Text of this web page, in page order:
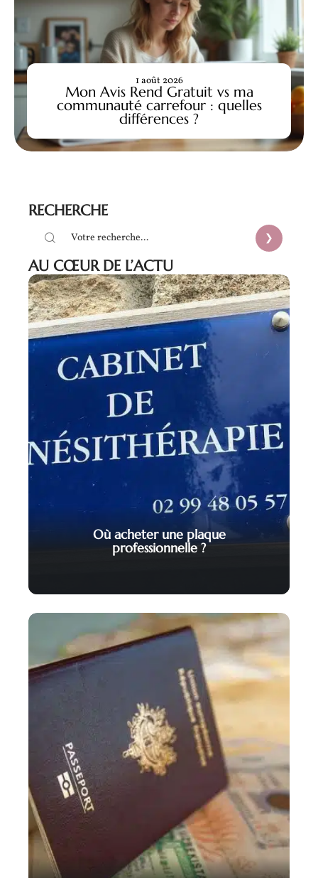
Mon Avis Rend Gratuit vs ma
communauté carrefour : quelles
différences ?
1 août 2026
RECHERCHE
AU CŒUR DE L’ACTU
Où acheter une plaque
professionnelle ?